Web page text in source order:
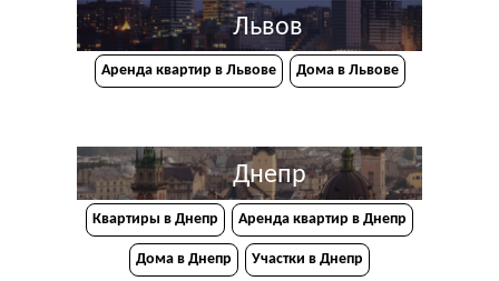
Львов
Аренда квартир в Львове Дома в Львове
Днепр
Квартиры в Днепр Аренда квартир в Днепр
Дома в Днепр Участки в Днепр